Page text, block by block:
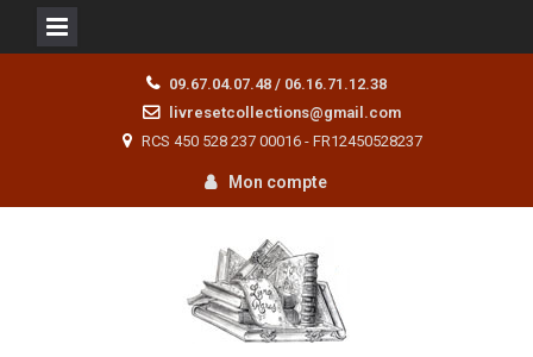
09.67.04.07.48 / 06.16.71.12.38
livresetcollections@gmail.com
RCS 450 528 237 00016 - FR12450528237
Mon compte